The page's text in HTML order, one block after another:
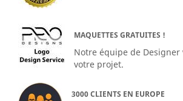
MAQUETTES GRATUITES !
Notre équipe de Designer
votre projet.
3000 CLIENTS EN EUROPE